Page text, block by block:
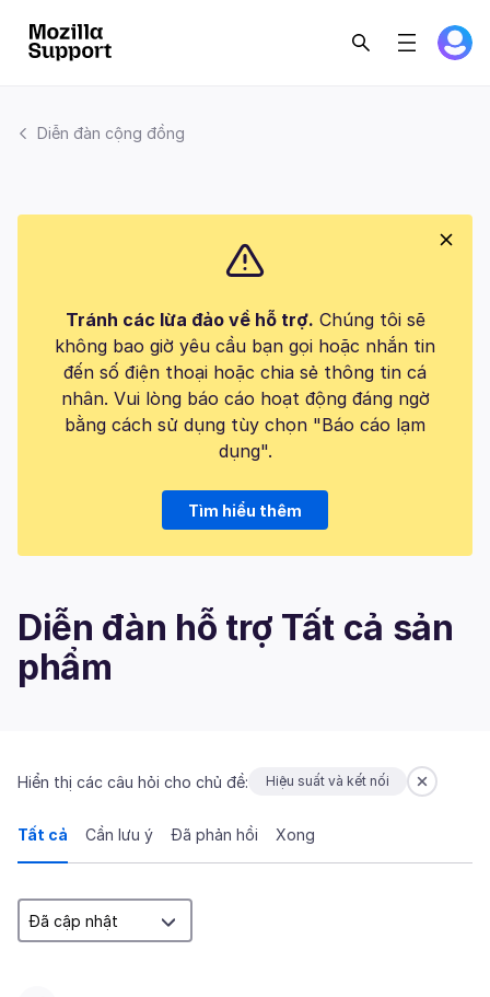
Diễn đàn cộng đồng
Tránh các lừa đảo về hỗ trợ. Chúng tôi sẽ
không bao giờ yêu cầu bạn gọi hoặc nhắn tin
đến số điện thoại hoặc chia sẻ thông tin cá
nhân. Vui lòng báo cáo hoạt động đáng ngờ
bằng cách sử dụng tùy chọn "Báo cáo lạm
dụng".
Tìm hiểu thêm
Diễn đàn hỗ trợ Tất cả sản
phẩm
Hiển thị các câu hỏi cho chủ đề: Hiệu suất và kết nối
Tất cả Cần lưu ý Đã phản hồi Xong